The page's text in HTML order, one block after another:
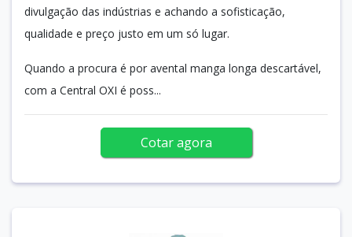
divulgação das indústrias e achando a sofisticação,
qualidade e preço justo em um só lugar.
Quando a procura é por avental manga longa descartável,
com a Central OXI é poss...
Cotar agora